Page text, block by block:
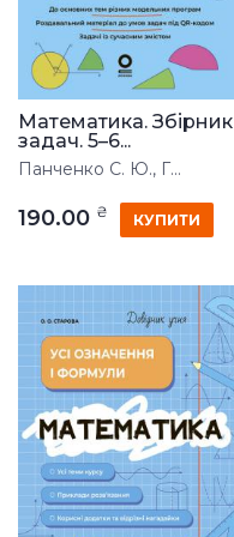
Математика. Збірник
задач. 5–6...
Панченко С. Ю., Г...
190.00 ₴ КУПИТИ